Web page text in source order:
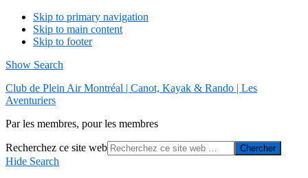
Skip to primary navigation
Skip to main content
Skip to footer
Show Search
Club de Plein Air Montréal | Canot, Kayak & Rando | Les
Aventuriers
Par les membres, pour les membres
Recherchez ce site web
Hide Search